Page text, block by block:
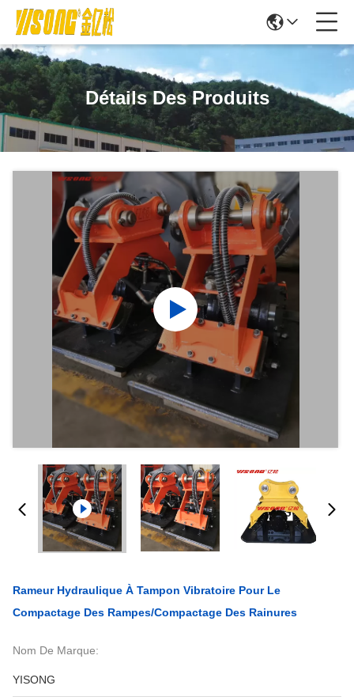
Détails Des Produits
Rameur Hydraulique À Tampon Vibratoire Pour Le
Compactage Des Rampes/compactage Des Rainures
Nom De Marque:
YISONG